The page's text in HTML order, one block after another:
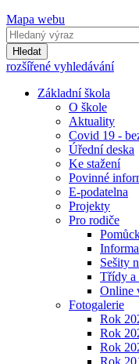
Mapa webu
Hledat
rozšířené vyhledávání
Základní škola
O škole
Aktuality
Covid 19 -
Úřední deska
Ke stažení
Povinné
E-podatelna
Projekty
Pro rodiče
Sešity
Třídy a
Online
Fotogalerie
Rok
Rok
Rok
Rok